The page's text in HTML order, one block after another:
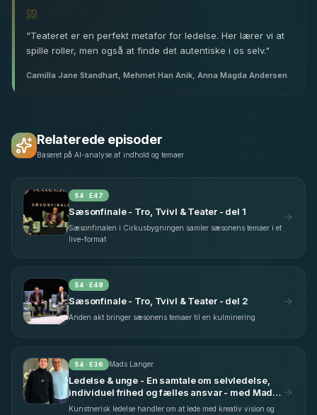
"Teateret er en perfekt metafor for ledelse. Her lærer vi at
spille roller, men også at finde det autentiske i os selv."
Camilla Jane Standhart, Mehmet Han Anik, Anna Magda Andersen
Relaterede episoder
Baseret på AI-analyse af indhold og temaer
S4 · E47
Sæsonfinale - Tro, Tvivl & Teater - del 1
Sæsonfinalen i Cirkusbygningen samler sæsonens temaer i et
live-format
S4 · E48
Sæsonfinale - Tro, Tvivl & Teater - del 2
Anden akt bringer sæsonens temaer til en kulminering
S4 · E36 Mads Langer
Ledelse & unge - En samtale om selvledelse,
individuel frihed og fælles ansvar - med Mads
Langer
Kunstnerisk ledelse handler om at lede med kreativ vision og